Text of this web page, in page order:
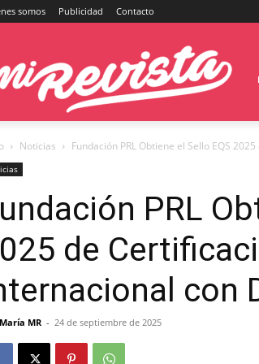
somos Publicidad Contacto
Noticias Fundación PRL Obtiene el Sello EQS
PRL
de
con
María MR - 24 de septiembre de 2025